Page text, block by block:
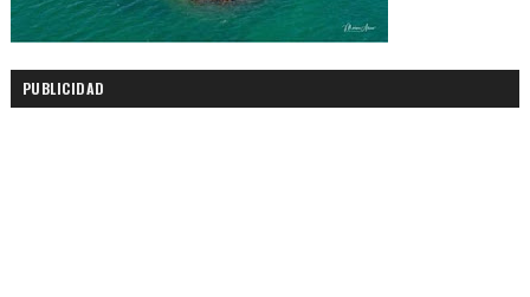
PUBLICIDAD